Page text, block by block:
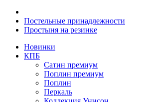
Постельные принадлежности
Простыня на резинке
Новинки
КПБ
Сатин премиум
Поплин премиум
Поплин
Перкаль